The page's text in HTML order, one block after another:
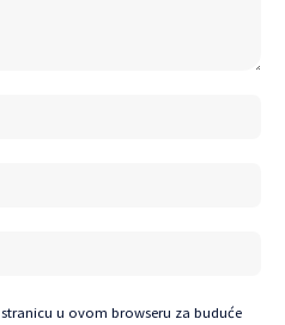
u ovom browseru za buduće